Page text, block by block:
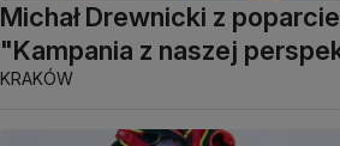
Michał Drewnicki z
"Kampania z naszej
KRAKÓW